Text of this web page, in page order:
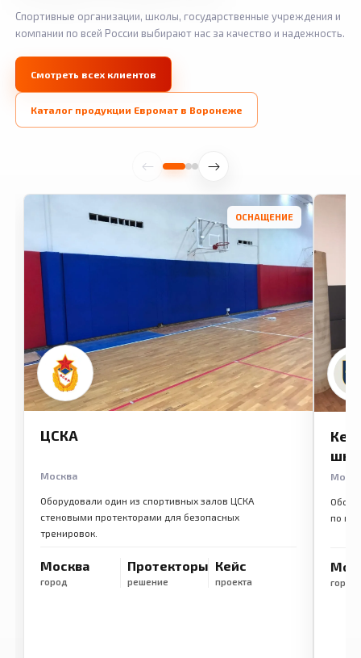
Спортивные организации, школы, государственные учреждения и
компании по всей России выбирают нас за качество и надежность.
Смотреть всех клиентов
Каталог продукции Евромат в Воронеже
ОСНАЩЕНИЕ
ЦСКА
Москва
Оборудовали один из спортивных залов ЦСКА
стеновыми протекторами для безопасных
тренировок.
Москва
город
Протекторы
решение
Кейс
проекта
по
город